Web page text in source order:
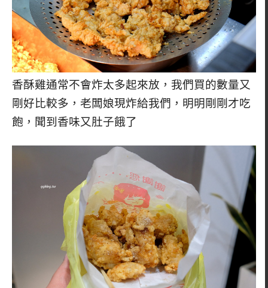
香酥雞通常不會炸太多起來放，我們買的數量又
剛好比較多，老闆娘現炸給我們，明明剛剛才吃
飽，聞到香味又肚子餓了